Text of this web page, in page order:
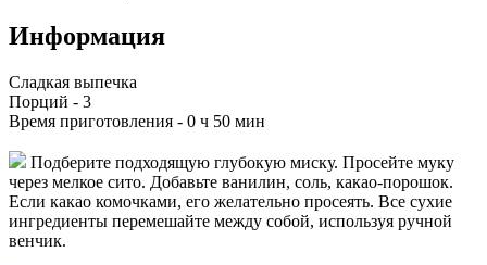
Информация
Сладкая выпечка
Порций - 3
Время приготовления - 0 ч 50 мин
Подберите подходящую глубокую миску. Просейте муку
через мелкое сито. Добавьте ванилин, соль, какао-порошок.
Если какао комочками, его желательно просеять. Все сухие
ингредиенты перемешайте между собой, используя ручной
венчик.